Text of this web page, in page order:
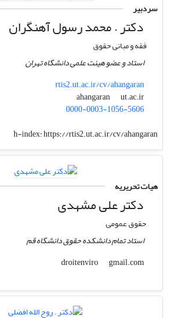
سردبیر
دکتر . محمد رسول آهنگران
فقه و مبانی حقوق
استاد و عضو هیئت علمی دانشگاه تهران
rtis2.ut.ac.ir/cv/ahangaran
ahangaran
ut.ac.ir
0000-0003-1056-5606
h-index:https://rtis2.ut.ac.ir/cv/ahangaran
هیات تحریریه
دکتر علی مشهدی
حقوق عمومی
استاد تمام دانشکده حقوق دانشگاه قم
droitenviro
gmail.com